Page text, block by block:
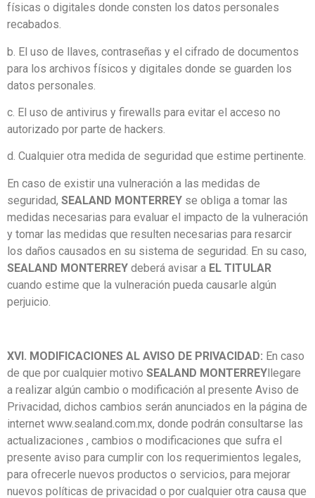
físicas o digitales donde consten los datos personales
recabados.
b. El uso de llaves, contraseñas y el cifrado de documentos
para los archivos físicos y digitales donde se guarden los
datos personales.
c. El uso de antivirus y firewalls para evitar el acceso no
autorizado por parte de hackers.
d. Cualquier otra medida de seguridad que estime pertinente.
En caso de existir una vulneración a las medidas de
seguridad, SEALAND MONTERREY se obliga a tomar las
medidas necesarias para evaluar el impacto de la vulneración
y tomar las medidas que resulten necesarias para resarcir
los daños causados en su sistema de seguridad. En su caso,
SEALAND MONTERREY deberá avisar a EL TITULAR
cuando estime que la vulneración pueda causarle algún
perjuicio.
XVI. MODIFICACIONES AL AVISO DE PRIVACIDAD: En caso
de que por cualquier motivo SEALAND MONTERREYllegare
a realizar algún cambio o modificación al presente Aviso de
Privacidad, dichos cambios serán anunciados en la página de
internet www.sealand.com.mx, donde podrán consultarse las
actualizaciones , cambios o modificaciones que sufra el
presente aviso para cumplir con los requerimientos legales,
para ofrecerle nuevos productos o servicios, para mejorar
nuevos políticas de privacidad o por cualquier otra causa que